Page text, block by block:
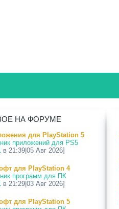
НА ФОРУМЕ
для PlayStation 5
приложений для PS5
в 21:39|05 Авг 2026]
для PlayStation 4
программ для ПК
в 21:29|03 Авг 2026]
для PlayStation 5